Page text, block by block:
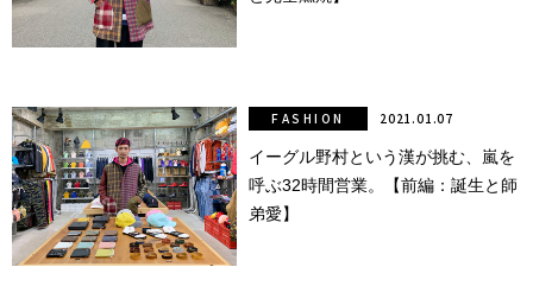
イーグル野村という漢が挑む、嵐を
呼ぶ32時間営業。【前編：誕⽣と師
弟愛】
FASHION 2021.01.07